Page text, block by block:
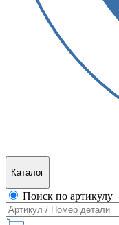
Каталог
Поиск по артикулу